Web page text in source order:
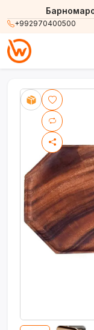
+992970400500